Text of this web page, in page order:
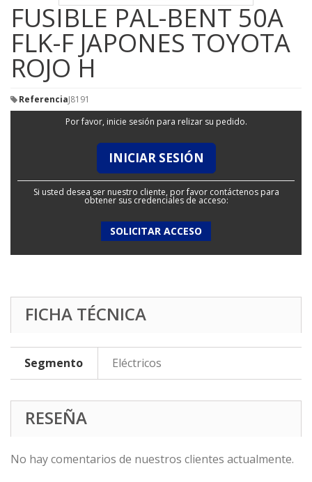
FUSIBLE PAL-BENT 50A
FLK-F JAPONES TOYOTA
ROJO H
ReferenciaJ8191
Por favor, inicie sesión para relizar su pedido.
INICIAR SESIÓN
Si usted desea ser nuestro cliente, por favor contáctenos para
obtener sus credenciales de acceso:
SOLICITAR ACCESO
FICHA TÉCNICA
Segmento Eléctricos
RESEÑA
No hay comentarios de nuestros clientes actualmente.